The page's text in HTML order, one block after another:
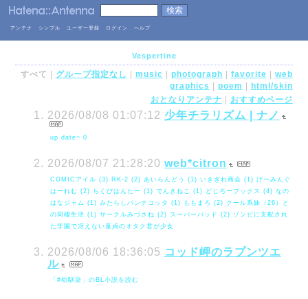
アンテナ シンプル ユーザー登録 ログイン ヘルプ
Vespertine
すべて グループ指定なし music photograph favorite
web
graphics
poem
html/skin
おとなりアンテナ
おすすめページ
2026/08/08 01:07:12 少年チラリズム | ナノ
up date~ 0
2026/08/07 21:28:20 web*citron
COMICアイル (3) RK-2 (2) あいらんどう (1) いきぎれ商会 (1) げーみんぐ
はーれむ (2) ちくびはんたー (1) でんきねこ (1) どじろーブックス (4) なの
はなジャム (1) みたらしパンナコッタ (1) ももまろ (2) クール系妹（26）と
の同棲生活 (1) サークルみづさね (2) スーパーバッド (2) ゾンビに支配され
た学園で冴えない童貞のオタク君が少女
2026/08/06 18:36:05 コッド岬のラプンツエ
ル
「#幼馴染」のBL小説を読む